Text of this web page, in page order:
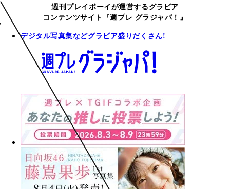
週刊プレイボーイが運営するグラビア
コンテンツサイト『週プレ グラジャパ！』
デジタル写真集などグラビア盛りだくさん!